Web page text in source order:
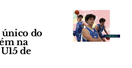
único do
na
de